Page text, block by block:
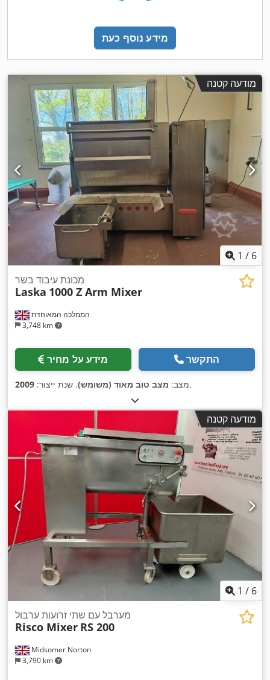
מידע נוסף כעת
מודעה קטנה
1 / 6
הממלכה המאוחדת
3,748 km
מכונת עיבוד בשר
Laska 1000 Z Arm Mixer
מידע על מחיר התקשר
מצב: מצב טוב מאוד (משומש), שנת ייצור: 2009 ,
מודעה קטנה
1 / 6
Midsomer Norton
3,790 km
מערבל עם שתי זרועות ערבול
Risco Mixer RS 200